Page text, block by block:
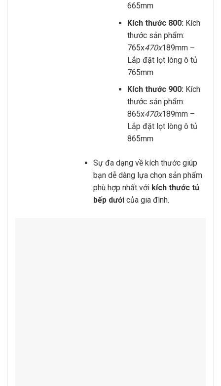
665mm
Kích thước 800: Kích
thước sản phẩm:
765x470x189mm –
Lắp đặt lọt lòng ô tủ
765mm
Kích thước 900: Kích
thước sản phẩm:
865x470x189mm –
Lắp đặt lọt lòng ô tủ
865mm
Sự đa dạng về kích thước giúp
bạn dễ dàng lựa chọn sản phẩm
phù hợp nhất với kích thước tủ
bếp dưới của gia đình.